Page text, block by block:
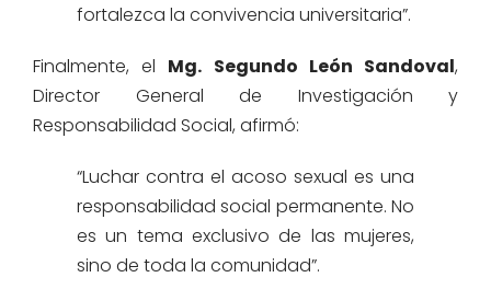
fortalezca la convivencia universitaria”.
Finalmente, el Mg. Segundo León Sandoval,
Director General de Investigación y
Responsabilidad Social, afirmó:
“Luchar contra el acoso sexual es una
responsabilidad social permanente. No
es un tema exclusivo de las mujeres,
sino de toda la comunidad”.